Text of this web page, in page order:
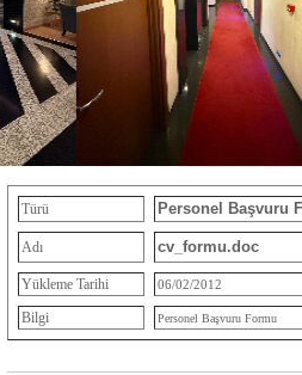
Türü Personel Başvuru
Adı cv_formu.doc
Yükleme Tarihi 06/02/2012
Bilgi Personel Başvuru Formu